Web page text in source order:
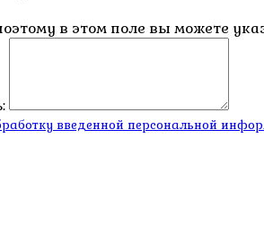
в этом поле вы можете
введенной персональной